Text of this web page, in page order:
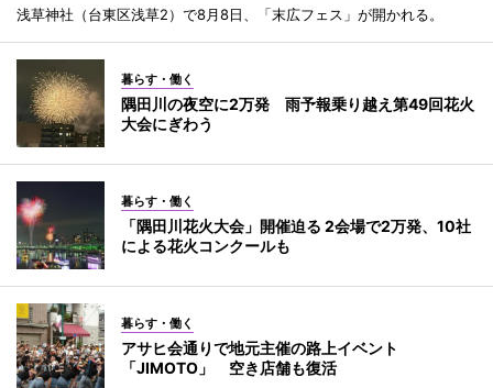
浅草神社（台東区浅草2）で8月8日、「末広フェス」が開かれる。
暮らす・働く
隅田川の夜空に2万発 雨予報乗り越え第49回花火
大会にぎわう
暮らす・働く
「隅田川花火大会」開催迫る 2会場で2万発、10社
による花火コンクールも
暮らす・働く
アサヒ会通りで地元主催の路上イベント
「JIMOTO」 空き店舗も復活